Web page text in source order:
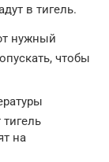
в тигель.
нужный
чтобы
на